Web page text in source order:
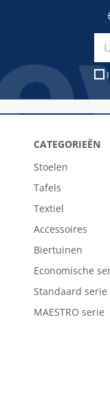
CATEGORIEËN
Stoelen
Tafels
Textiel
Accessoires
Biertuinen
Economische
Standaard serie
MAESTRO serie